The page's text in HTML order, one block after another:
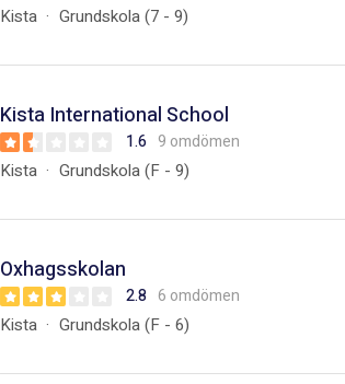
Kista Grundskola (7 - 9)
Kista International School
1.6 9 omdömen
Kista Grundskola (F - 9)
Oxhagsskolan
2.8 6 omdömen
Kista Grundskola (F - 6)